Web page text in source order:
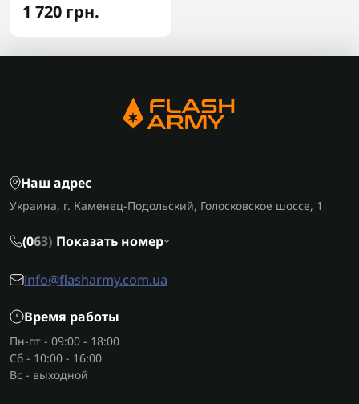
1 720 грн.
Наш адрес
Украина, г. Каменец-Подольский, Голосковское шоссе, 1
(063) Показать номер
info@flasharmy.com.ua
Время работы
Пн-пт - 09:00 - 18:00
Сб - 10:00 - 16:00
Вс - выходной